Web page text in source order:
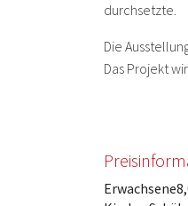
durchsetzte.
Die
Das Projekt
Erwachsene